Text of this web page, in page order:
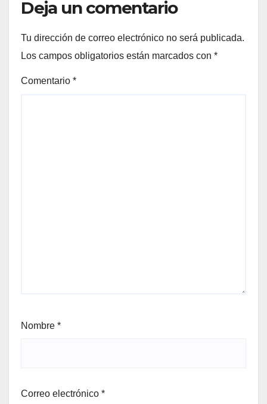
Deja un comentario
Tu dirección de correo electrónico no será publicada.
Los campos obligatorios están marcados con *
Comentario *
Nombre *
Correo electrónico *